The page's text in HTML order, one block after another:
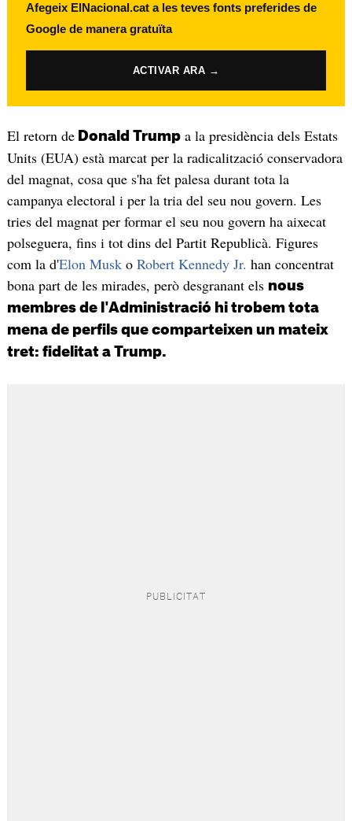
Afegeix ElNacional.cat a les teves fonts preferides de
Google de manera gratuïta
ACTIVAR ARA →
El retorn deDonald Trumpa la presidència dels Estats
Units (EUA) està marcat per la radicalització conservadora
del magnat, cosa que s'ha fet palesa durant tota la
campanya electoral i per la tria del seu nou govern. Les
tries del magnat per formar el seu nou govern ha aixecat
polseguera, fins i tot dins del Partit Republicà. Figures
com la d'Elon Musko Robert Kennedy Jr. han concentrat
bona part de les mirades, però desgranant els nous
membres de l'Administració hi trobem tota
mena de perfils que comparteixen un mateix
tret: fidelitat a Trump.